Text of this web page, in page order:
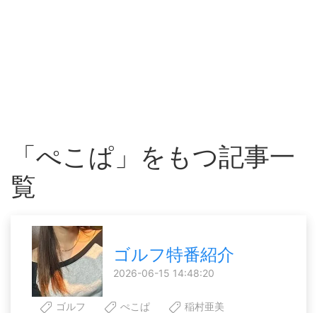
「ぺこぱ」をもつ記事一
覧
ゴルフ特番紹介
2026-06-15 14:48:20
ゴルフ ぺこぱ 稲村亜美